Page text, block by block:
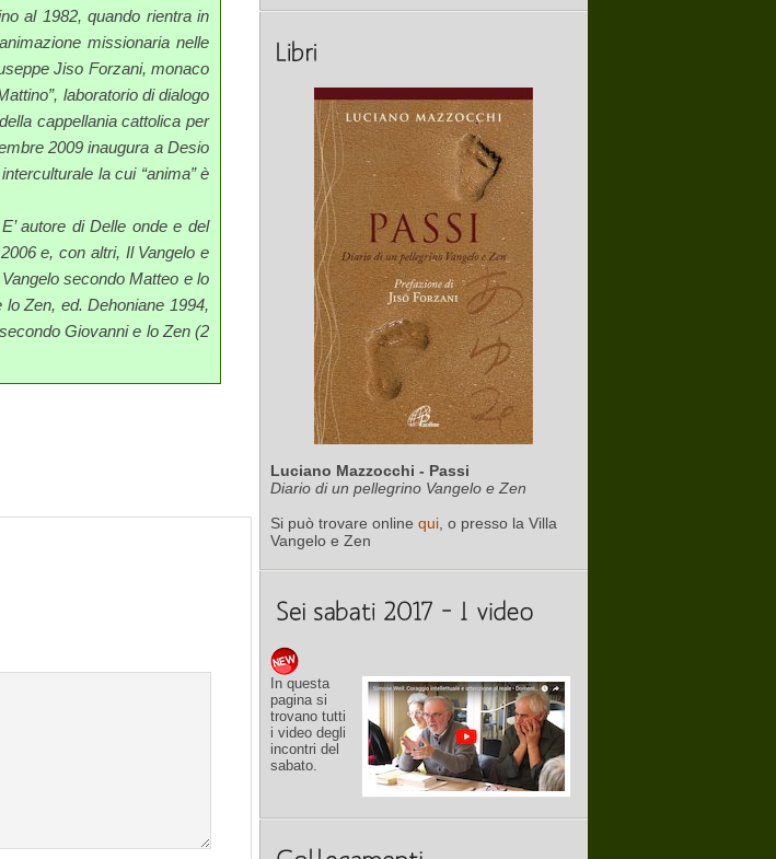
al 1982, quando rientra in
missionaria nelle
Jiso Forzani, monaco
laboratorio di dialogo
cappellania cattolica per
2009 inaugura a Desio
la cui “anima” è
autore di Delle onde e del
e, con altri, Il Vangelo e
secondo Matteo e lo
Zen, ed. Dehoniane 1994,
Giovanni e lo Zen (2
Luciano Mazzocchi - Passi
Diario di un pellegrino Vangelo e Zen
Si può trovare online qui , o presso la Villa
Vangelo e Zen
In questa
pagina si
trovano tutti
i video degli
incontri del
sabato.